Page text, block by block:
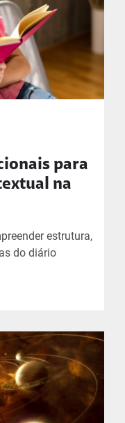
para
na
estrutura,
do diário